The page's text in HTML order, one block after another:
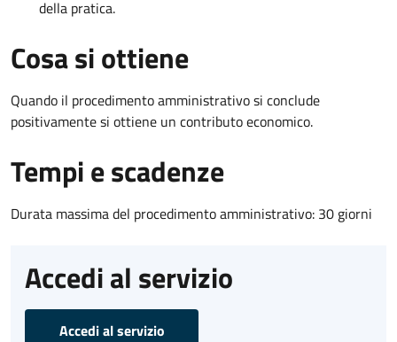
della pratica.
Cosa si ottiene
Quando il procedimento amministrativo si conclude
positivamente si ottiene un contributo economico.
Tempi e scadenze
Durata massima del procedimento amministrativo: 30 giorni
Accedi al servizio
Accedi al servizio